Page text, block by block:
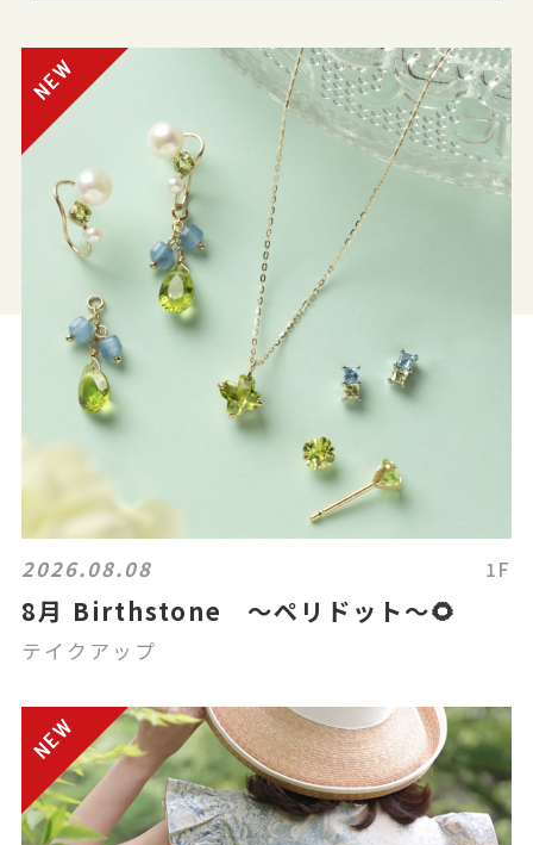
2026.08.08 1F
8月 Birthstone ～ペリドット～🌻
テイクアップ